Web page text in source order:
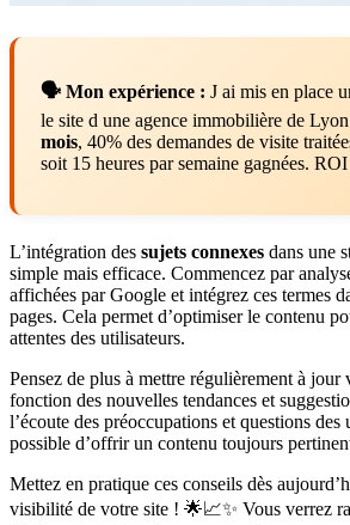
🗣️ Mon expérience : J ai mis en place
le site d une agence immobilière de
mois, 40% des demandes de visite
soit 15 heures par semaine gagnées.
L’intégration des sujets connexes dans une
simple mais efficace. Commencez par
affichées par Google et intégrez ces termes
pages. Cela permet d’optimiser le contenu
attentes des utilisateurs.
Pensez de plus à mettre régulièrement à jour
fonction des nouvelles tendances et
l’écoute des préoccupations et questions des
possible d’offrir un contenu toujours
Mettez en pratique ces conseils dès
visibilité de votre site ! 🌟📈✨ Vous verrez